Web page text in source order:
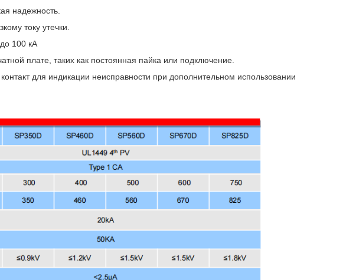
надежность.
току утечки.
100 кА
плате, таких как постоянная пайка или подключение.
для индикации неисправности при дополнительном использовании